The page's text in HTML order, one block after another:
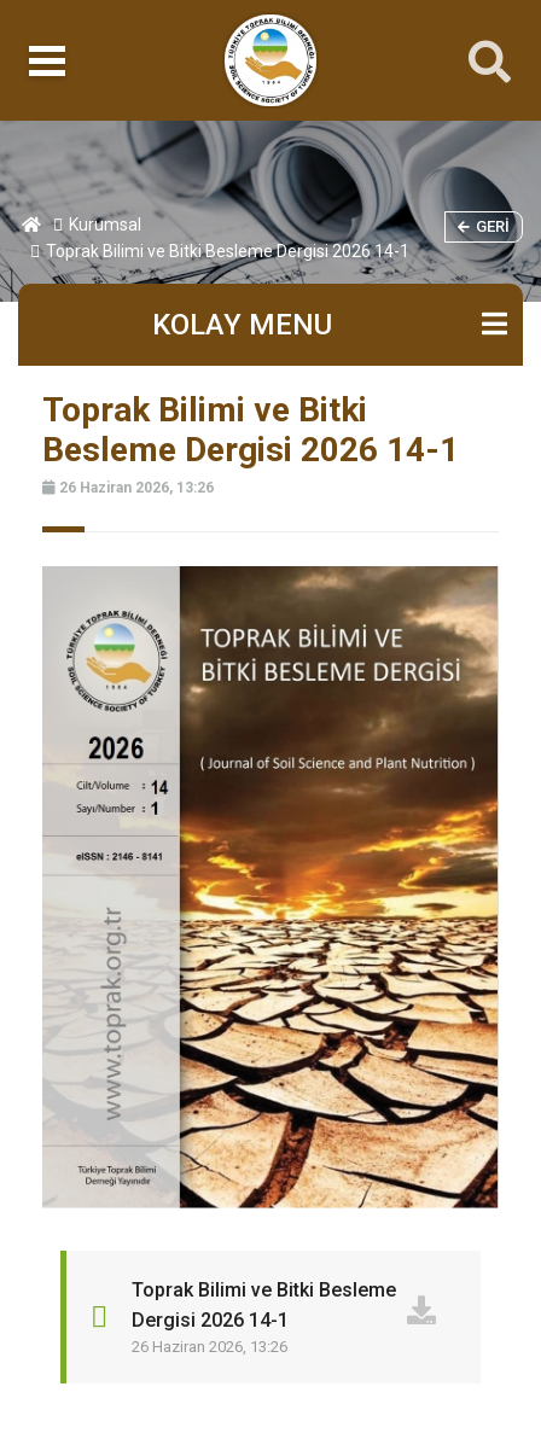
Kurumsal
Toprak Bilimi ve Bitki Besleme Dergisi 2026 14-1
GERI
KOLAY MENU
Toprak Bilimi ve Bitki
Besleme Dergisi 2026 14-1
26 Haziran 2026, 13:26
Toprak Bilimi ve Bitki Besleme
Dergisi 2026 14-1
26 Haziran 2026, 13:26